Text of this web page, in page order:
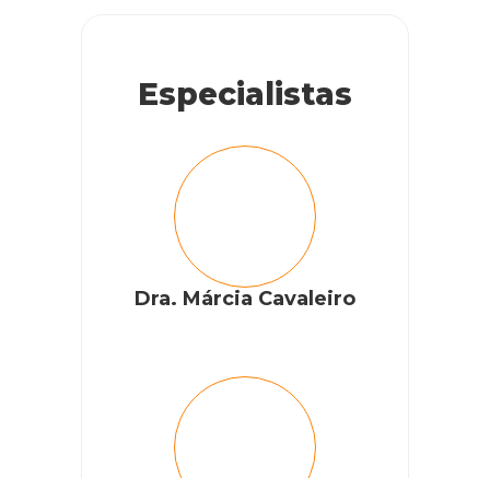
Especialistas
Dra. Márcia Cavaleiro